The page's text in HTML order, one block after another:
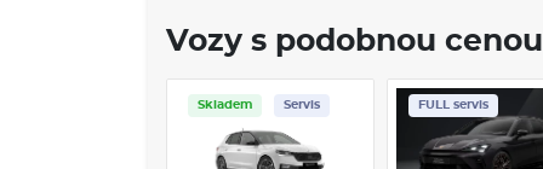
Vozy s podobnou cenou
Skladem Servis FULL servis